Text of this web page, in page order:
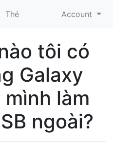
Thẻ Account
tôi có
Galaxy
làm
ngoài?